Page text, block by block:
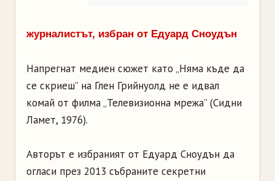
журналистът, избран от Едуард Сноудън
Напрегнат медиен сюжет като „Няма къде да
се скриеш” на Глен Грийнуолд не е идвал
комай от филма „Телевизионна мрежа” (Сидни
Ламет, 1976).
Авторът е избраният от Едуард Сноудън да
огласи през 2013 събраните секретни